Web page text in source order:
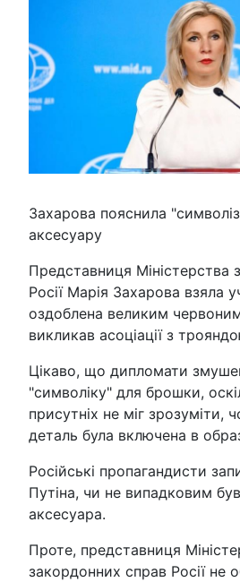
Захарова пояснила
аксесуару
Представниця Міністерства
Росії Марія Захарова взяла
оздоблена великим
викликав асоціації з
Цікаво, що дипломати
"символіку" для брошки,
присутніх не міг зрозуміти,
деталь була включена в
Російські пропагандисти
Путіна, чи не випадковим
аксесуара.
Проте, представниця
закордонних справ Росії